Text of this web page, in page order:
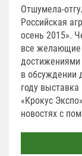
Отшумела-
Российская
осень 2015».
все желающие
достижениями
в обсуждении
году
«Крокус
новостях с